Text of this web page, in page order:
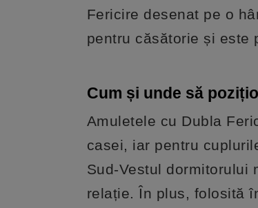
Fericire desenat pe o
pentru căsătorie și este
Cum și unde să
Amuletele cu Dubla
casei, iar pentru
Sud-Vestul dormitorului
relație. În plus, folosită